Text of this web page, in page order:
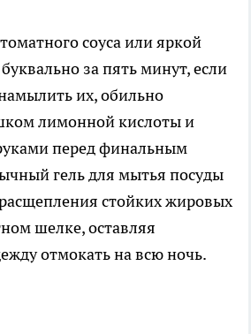
соуса или яркой
за пять минут, если
их, обильно
лимонной кислоты и
перед финальным
гель для мытья посуды
стойких жировых
шелке, оставляя
отмокать на всю ночь.